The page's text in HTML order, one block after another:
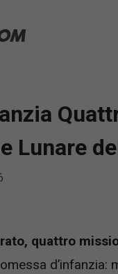
Lunare
quattro
d’infanzia: